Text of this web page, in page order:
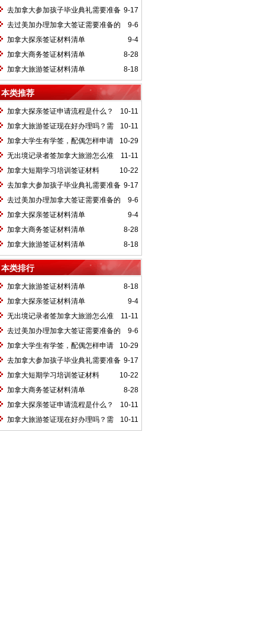
9-17
去加拿大参加孩子毕业典礼需要准备
什么材料
9-6
去过美加办理加拿大签证需要准备的
材料
9-4
加拿大探亲签证材料清单
8-28
加拿大商务签证材料清单
8-18
加拿大旅游签证材料清单
本类推荐
10-11
加拿大探亲签证申请流程是什么？
需要准备的申请材料有哪些？
10-11
加拿大旅游签证现在好办理吗？需
要的材料有哪些？
10-29
加拿大学生有学签，配偶怎样申请
陪读工签（OWP开放性工作许可）
11-11
无出境记录者签加拿大旅游怎么准
备材料
10-22
加拿大短期学习培训签证材料
9-17
去加拿大参加孩子毕业典礼需要准备
什么材料
9-6
去过美加办理加拿大签证需要准备的
材料
9-4
加拿大探亲签证材料清单
8-28
加拿大商务签证材料清单
8-18
加拿大旅游签证材料清单
本类排行
8-18
加拿大旅游签证材料清单
9-4
加拿大探亲签证材料清单
11-11
无出境记录者签加拿大旅游怎么准
备材料
9-6
去过美加办理加拿大签证需要准备的
材料
10-29
加拿大学生有学签，配偶怎样申请
陪读工签（OWP开放性工作许可）
9-17
去加拿大参加孩子毕业典礼需要准备
什么材料
10-22
加拿大短期学习培训签证材料
8-28
加拿大商务签证材料清单
10-11
加拿大探亲签证申请流程是什么？
需要准备的申请材料有哪些？
10-11
加拿大旅游签证现在好办理吗？需
要的材料有哪些？